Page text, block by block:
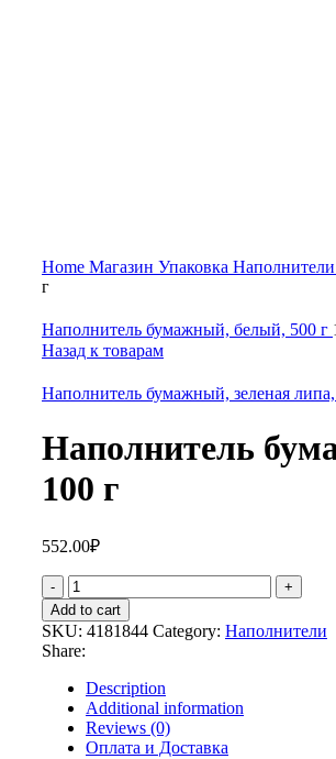
Home Магазин Упаковка Наполнители
г
Наполнитель бумажный, белый, 500 г
Назад к товарам
Наполнитель бумажный, зеленая
Наполнитель
100 г
552.00₽
Add to cart
SKU: 4181844 Category: Наполнители
Share:
Description
Additional information
Reviews (0)
Оплата и Доставка